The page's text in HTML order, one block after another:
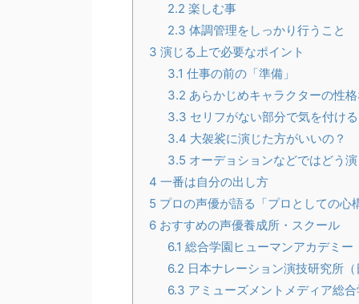
2.2 楽しむ事
2.3 体調管理をしっかり行うこと
3 演じる上で必要なポイント
3.1 仕事の前の「準備」
3.2 あらかじめキャラクターの性
3.3 セリフがない部分で気を付け
3.4 大袈裟に演じた方がいいの？
3.5 オーデョションなどではどう
4 一番は自分の出し方
5 プロの声優が語る「プロとしての心
6 おすすめの声優養成所・スクール
6.1 総合学園ヒューマンアカデミー
6.2 日本ナレーション演技研究所
6.3 アミューズメントメディア総